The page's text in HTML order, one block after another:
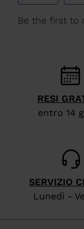
We
website
version
States.
RESI
entro 14
SERVIZIO
Lunedì -